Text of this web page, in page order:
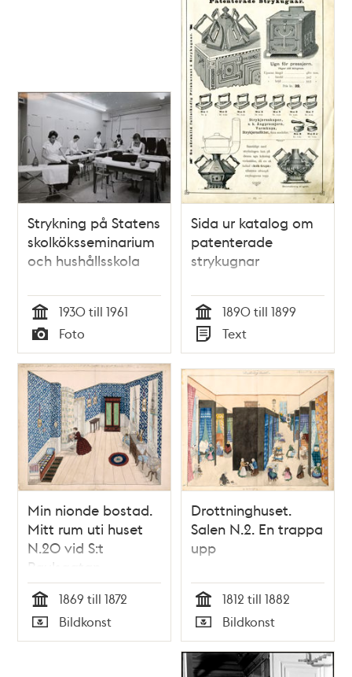
Strykning på Statens
skolköksseminarium
och hushållsskola
Tid
1930 till 1961
Typ
Foto
Sida ur katalog om
patenterade
strykugnar
Tid
1890 till 1899
Typ
Text
Min nionde bostad.
Mitt rum uti huset
N.20 vid S:t
Paulsgatan.
Qvarteret Rosendal
större. En trappa
upp.
Tid
1869 till 1872
Typ
Bildkonst
Drottninghuset.
Salen N.2. En trappa
upp
Tid
1812 till 1882
Typ
Bildkonst